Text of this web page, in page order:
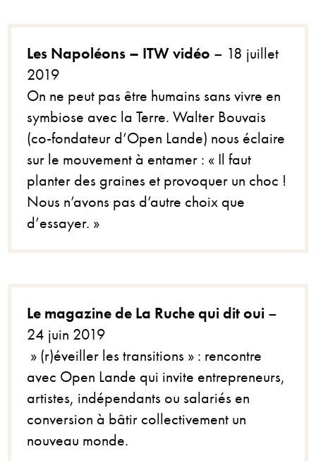
Les Napoléons – ITW vidéo – 18 juillet
2019
On ne peut pas être humains sans vivre en
symbiose avec la Terre. Walter Bouvais
(co-fondateur d’Open Lande) nous éclaire
sur le mouvement à entamer : « Il faut
planter des graines et provoquer un choc !
Nous n’avons pas d’autre choix que
d’essayer. »
Le magazine de La Ruche qui dit oui –
24 juin 2019
» (r)éveiller les transitions » : rencontre
avec Open Lande qui invite entrepreneurs,
artistes, indépendants ou salariés en
conversion à bâtir collectivement un
nouveau monde.